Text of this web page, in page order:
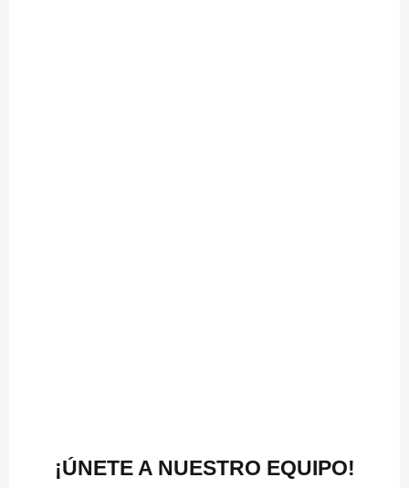
¡ÚNETE A NUESTRO EQUIPO!